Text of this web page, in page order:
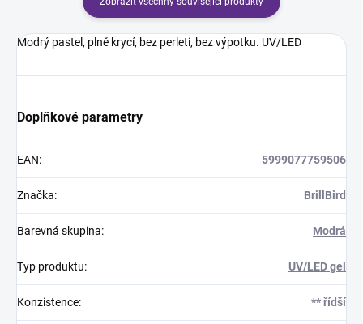
Modrý pastel, plně krycí, bez perleti, bez výpotku. UV/LED
Doplňkové parametry
EAN: 5999077759506
Značka: BrillBird
Barevná skupina: Modrá
Typ produktu: UV/LED gel
Konzistence: ** řídší